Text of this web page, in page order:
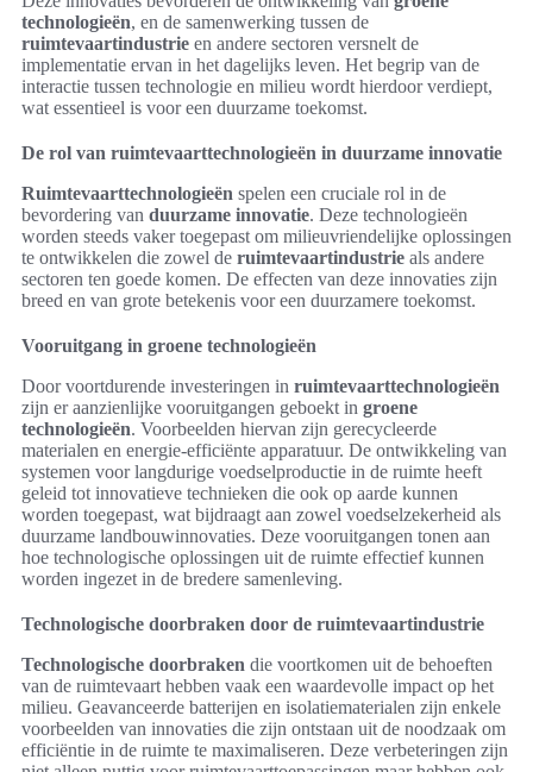
technologieën, en de samenwerking tussen de
ruimtevaartindustrie en andere sectoren versnelt de
implementatie ervan in het dagelijks leven. Het begrip van de
interactie tussen technologie en milieu wordt hierdoor verdiept,
wat essentieel is voor een duurzame toekomst.
De rol van ruimtevaarttechnologieën in duurzame innovatie
Ruimtevaarttechnologieën spelen een cruciale rol in de
bevordering van duurzame innovatie. Deze technologieën
worden steeds vaker toegepast om milieuvriendelijke oplossingen
te ontwikkelen die zowel de ruimtevaartindustrie als andere
sectoren ten goede komen. De effecten van deze innovaties zijn
breed en van grote betekenis voor een duurzamere toekomst.
Vooruitgang in groene technologieën
Door voortdurende investeringen in ruimtevaarttechnologieën
zijn er aanzienlijke vooruitgangen geboekt in groene
technologieën. Voorbeelden hiervan zijn gerecycleerde
materialen en energie-efficiënte apparatuur. De ontwikkeling van
systemen voor langdurige voedselproductie in de ruimte heeft
geleid tot innovatieve technieken die ook op aarde kunnen
worden toegepast, wat bijdraagt aan zowel voedselzekerheid als
duurzame landbouwinnovaties. Deze vooruitgangen tonen aan
hoe technologische oplossingen uit de ruimte effectief kunnen
worden ingezet in de bredere samenleving.
Technologische doorbraken door de ruimtevaartindustrie
Technologische doorbraken die voortkomen uit de behoeften
van de ruimtevaart hebben vaak een waardevolle impact op het
milieu. Geavanceerde batterijen en isolatiematerialen zijn enkele
voorbeelden van innovaties die zijn ontstaan uit de noodzaak om
efficiëntie in de ruimte te maximaliseren. Deze verbeteringen zijn